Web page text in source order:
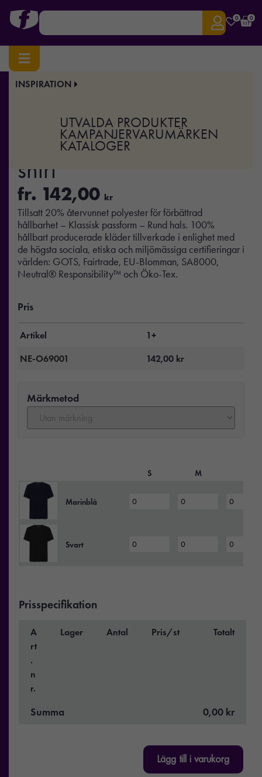
0 0
INSPIRATION
UTVALDA PRODUKTER
KAMPANJERVARUMÄRKEN
KATALOGER
Hem/Profilkläder/T-shirts & Toppar
Unisex Workwear T-
shirt
fr. 142,00 kr
Tillsatt 20% återvunnet polyester för förbättrad
hållbarhet – Klassisk passform – Rund hals. 100%
hållbart producerade kläder tillverkade i enlighet med
de högsta sociala, etiska och miljömässiga certifieringar i
världen: GOTS, Fairtrade, EU-Blomman, SA8000,
Neutral® Responsibility™ och Öko-Tex.
Pris
Artikel
1+
NE-O69001
142,00 kr
Märkmetod
S M
Marinblå
Svart
Prisspecifikation
A
rt
.
n
r.
Lager Antal Pris/st Totalt
Summa 0,00 kr
Lägg till i varukorg